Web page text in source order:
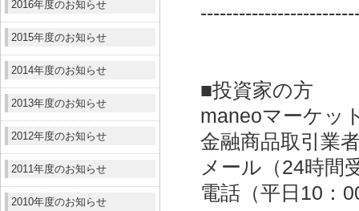
2016年度のお知らせ
2015年度のお知らせ
2014年度のお知らせ
2013年度のお知らせ
2012年度のお知らせ
2011年度のお知らせ
2010年度のお知らせ
■投資家の方
maneoマーケッ
金融商品取引業
メール（24時間
電話（平日10：